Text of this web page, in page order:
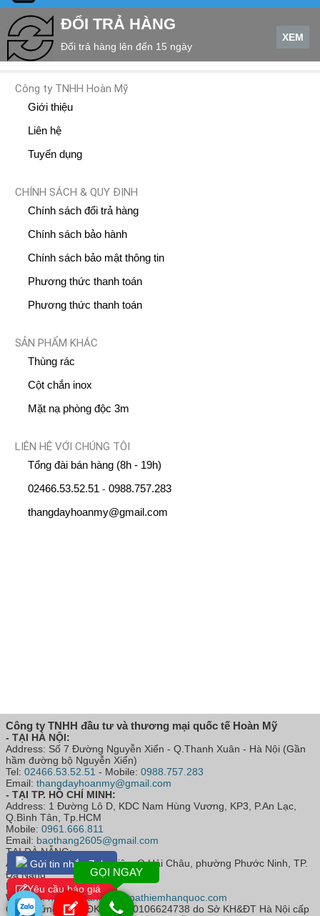
ĐỔI TRẢ HÀNG
Đổi trả hàng lên đến 15 ngày
XEM
Công ty TNHH Hoàn Mỹ
Giới thiệu
Liên hệ
Tuyến dụng
CHÍNH SÁCH & QUY ĐỊNH
Chính sách đổi trả hàng
Chính sách bảo hành
Chính sách bảo mật thông tin
Phương thức thanh toán
Phương thức thanh toán
SẢN PHẨM KHÁC
Thùng rác
Cột chắn inox
Mặt nạ phòng độc 3m
LIÊN HỆ VỚI CHÚNG TÔI
Tổng đài bán hàng (8h - 19h)
02466.53.52.51 - 0988.757.283
thangdayhoanmy@gmail.com
Công ty TNHH đầu tư và thương mại quốc tế Hoàn Mỹ
- TẠI HÀ NỘI:
Address: Số 7 Đường Nguyễn Xiển - Q.Thanh Xuân - Hà Nội (Gần
hầm đường bộ Nguyễn Xiển)
Tel: 02466.53.52.51 - Mobile: 0988.757.283
Email: thangdayhoanmy@gmail.com
- TẠI TP. HỒ CHÍ MINH:
Address: 1 Đường Lô D, KDC Nam Hùng Vương, KP3, P.An Lạc,
Q.Bình Tân, Tp.HCM
Mobile: 0961.666.811
Email: baothang2605@gmail.com
TẠI ĐÀ NẴNG:
Address: Số 52 Hoàng Diệu, Q.Hải Châu, phường Phước Ninh, TP.
Đà Nẵng
Mobile:0368.283.286
Website:https://thangdaythoathiemhanquoc.com
Giấy chứng nhận ĐKKD số: 0106624738 do Sở KH&ĐT Hà Nội cấp
GỌI NGAY
Gửi tin nhắn Zalo
Yêu cầu báo giá